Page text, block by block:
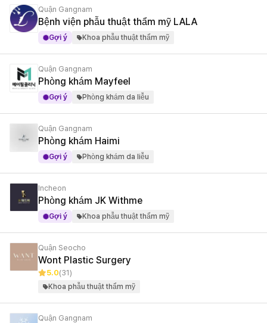
Quận Gangnam
Bệnh viện phẫu thuật thẩm mỹ LALA
Gợi ý Khoa phẫu thuật thẩm mỹ
Quận Gangnam
Phòng khám Mayfeel
Gợi ý Phòng khám da liễu
Quận Gangnam
Phòng khám Haimi
Gợi ý Phòng khám da liễu
Incheon
Phòng khám JK Withme
Gợi ý Khoa phẫu thuật thẩm mỹ
Quận Seocho
Wont Plastic Surgery
5.0(31)
Khoa phẫu thuật thẩm mỹ
Quận Gangnam